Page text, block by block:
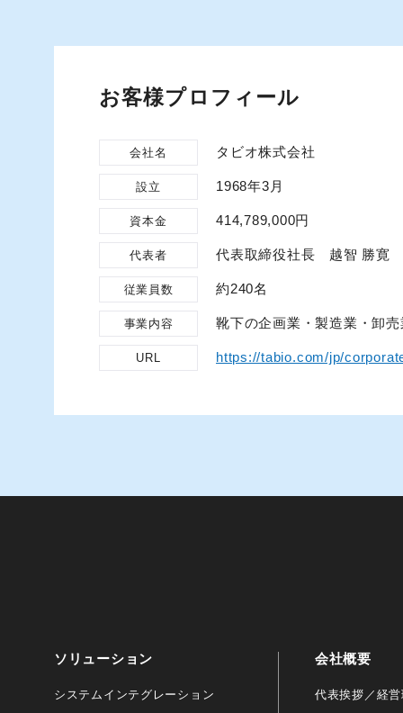
お客様プロフィール
会社名 タビオ株式会社
設立 1968年3月
資本金 414,789,000円
代表者 代表取締役社長 越智 勝寛
従業員数 約240名
事業内容 靴下の企画業・製造業・卸
URL https://tabio.com/jp/
ソリューション
システムインテグレーション
会社概要
代表挨拶／経